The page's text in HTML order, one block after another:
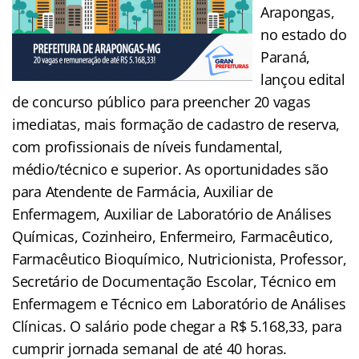
Arapongas,
no estado do
Paraná,
lançou edital
de concurso público para preencher 20 vagas
imediatas, mais formação de cadastro de reserva,
com profissionais de níveis fundamental,
médio/técnico e superior. As oportunidades são
para Atendente de Farmácia, Auxiliar de
Enfermagem, Auxiliar de Laboratório de Análises
Químicas, Cozinheiro, Enfermeiro, Farmacêutico,
Farmacêutico Bioquímico, Nutricionista, Professor,
Secretário de Documentação Escolar, Técnico em
Enfermagem e Técnico em Laboratório de Análises
Clínicas. O salário pode chegar a R$ 5.168,33, para
cumprir jornada semanal de até 40 horas.